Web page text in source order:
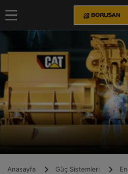
Anasayfa Güç Sistemleri